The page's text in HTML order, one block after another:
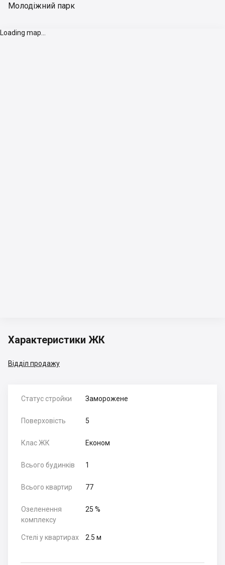
Молодіжний парк
Loading map...
Характеристики ЖК
Відділ продажу
Статус стройки Заморожене
Поверховість 5
Клас ЖК Економ
Всього будинків 1
Всього квартир 77
Озеленення
комплексу
25 %
Стелі у квартирах 2.5 м